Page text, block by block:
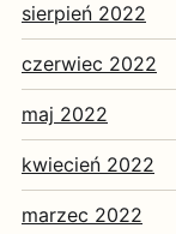
sierpień 2022
czerwiec 2022
maj 2022
kwiecień 2022
marzec 2022